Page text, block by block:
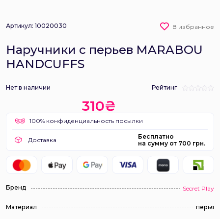
Артикул: 10020030 В избранное
Наручники с перьев MARABOU
HANDCUFFS
Нет в наличии Рейтинг
310₴
100% конфиденциальность посылки
Доставка
Бесплатно
на сумму от 700 грн.
Бренд Secret Play
Материал перья